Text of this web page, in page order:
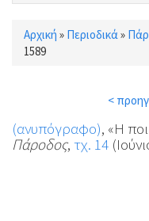
Είστε εδώ
Αρχική » Περιοδικά»
1589
<
(ανυπόγραφο), «Η
Πάροδος, τχ. 14